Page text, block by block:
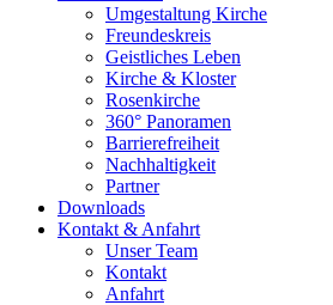
Umgestaltung Kirche
Freundeskreis
Geistliches Leben
Kirche & Kloster
Rosenkirche
360° Panoramen
Barrierefreiheit
Nachhaltigkeit
Partner
Downloads
Kontakt & Anfahrt
Unser Team
Kontakt
Anfahrt